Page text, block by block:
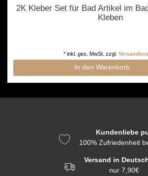
2K Kleber Set für Bad Artikel im
Kleben
In den Warenkorb
* inkl. ges. MwSt. zzgl.
Kundenliebe
100% Zufriedenheit
Versand in
nur 7,90€